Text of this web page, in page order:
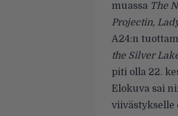
muassa The
Projectin,
A24:n
the Silver
piti olla 22.
Elokuva sai
viivästykselle